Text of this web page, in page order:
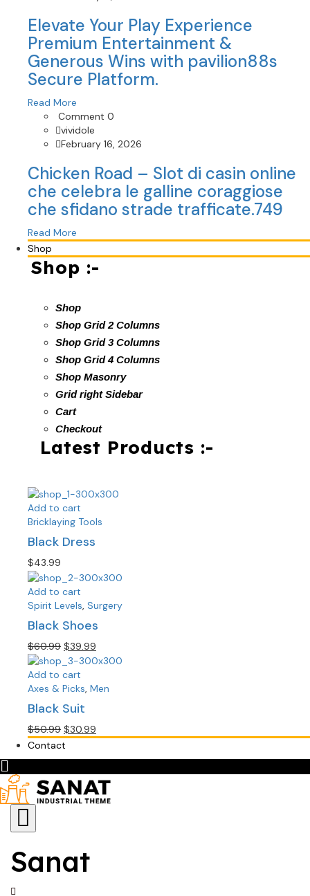
Elevate Your Play Experience
Premium Entertainment &
Generous Wins with pavilion88s
Secure Platform.
Read More
Comment 0
vividole
February 16, 2026
Chicken Road – Slot di casin online
che celebra le galline coraggiose
che sfidano strade trafficate.749
Read More
Shop
Shop :-
Shop
Shop Grid 2 Columns
Shop Grid 3 Columns
Shop Grid 4 Columns
Shop Masonry
Grid right Sidebar
Cart
Checkout
Latest Products :-
Add to cart
Bricklaying Tools
Black Dress
$43.99
Add to cart
Spirit Levels Surgery
Black Shoes
$60.99 Original
price
was:
$60.99.
$39.99
price
$39.99.
Add to cart
Axes & Picks, Men
Black Suit
$50.99 Original
price
was:
$30.99
price
is:
Contact
Sanat